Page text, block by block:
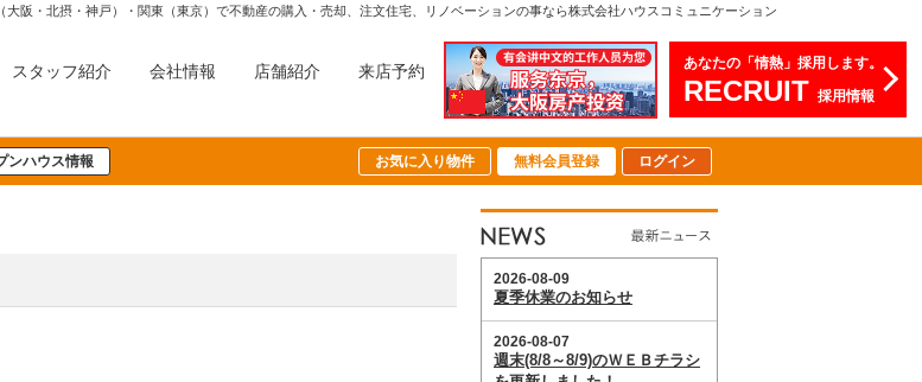
阪・北摂・神戸）・関東（東京）で不動産の購入・売却、注文住宅、リノベーションの事なら株式会社ハウスコミュニケーション
スタッフ紹介 会社情報 店舗紹介 来店予約 あなたの「情熱」採用します。
RECRUIT 採用情報
ンハウス情報 お気に入り物件 無料会員登録 ログイン